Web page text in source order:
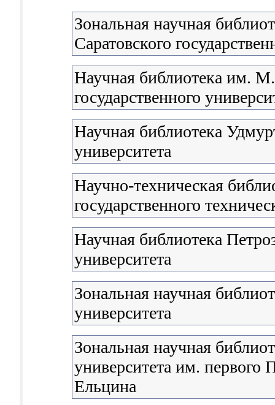
Зональная научная
Саратовского
Научная библиотека им.
государственного
Научная библиотека
университета
Научно-техническая
государственного
Научная библиотека
университета
Зональная научная
университета
Зональная научная
университета им. первого
Ельцина